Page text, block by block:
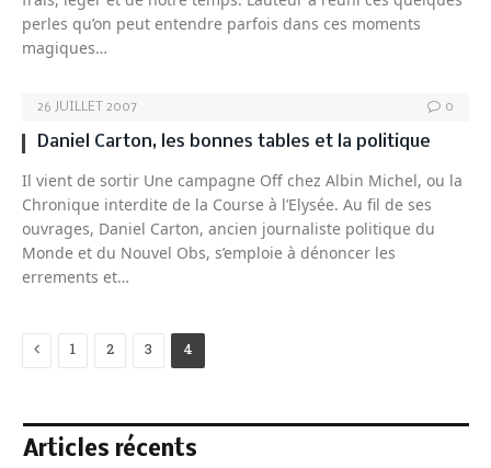
perles qu’on peut entendre parfois dans ces moments
magiques…
26 JUILLET 2007 0
Daniel Carton, les bonnes tables et la politique
Il vient de sortir Une campagne Off chez Albin Michel, ou la
Chronique interdite de la Course à l’Elysée. Au fil de ses
ouvrages, Daniel Carton, ancien journaliste politique du
Monde et du Nouvel Obs, s’emploie à dénoncer les
errements et…
Previous
1 2 3 4
Articles récents